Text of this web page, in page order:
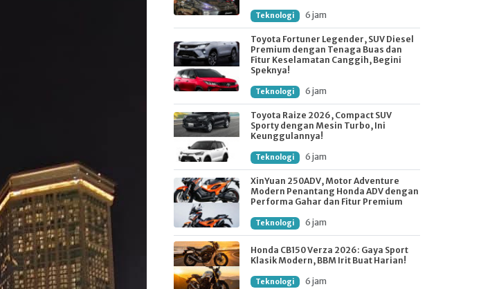
Teknologi 6 jam
Toyota Fortuner Legender, SUV Diesel
Premium dengan Tenaga Buas dan
Fitur Keselamatan Canggih, Begini
Speknya!
Teknologi 6 jam
Toyota Raize 2026, Compact SUV
Sporty dengan Mesin Turbo, Ini
Keunggulannya!
Teknologi 6 jam
XinYuan 250ADV, Motor Adventure
Modern Penantang Honda ADV dengan
Performa Gahar dan Fitur Premium
Teknologi 6 jam
Honda CB150 Verza 2026: Gaya Sport
Klasik Modern, BBM Irit Buat Harian!
Teknologi 6 jam